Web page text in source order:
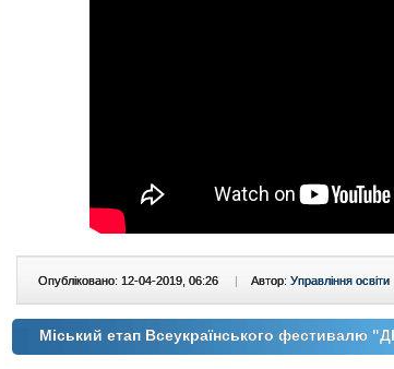
Опубліковано: 12-04-2019, 06:26 | Автор: Управління освіти
Міський етап Всеукраїнського фестивалю